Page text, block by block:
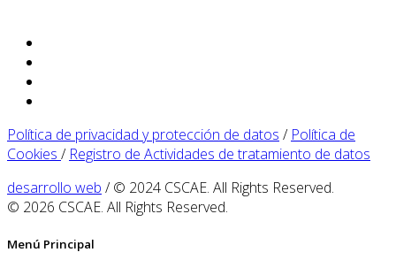
Política de privacidad y protección de datos / Política de
Cookies / Registro de Actividades de tratamiento de datos
desarrollo web / © 2024 CSCAE. All Rights Reserved.
© 2026 CSCAE. All Rights Reserved.
Menú Principal